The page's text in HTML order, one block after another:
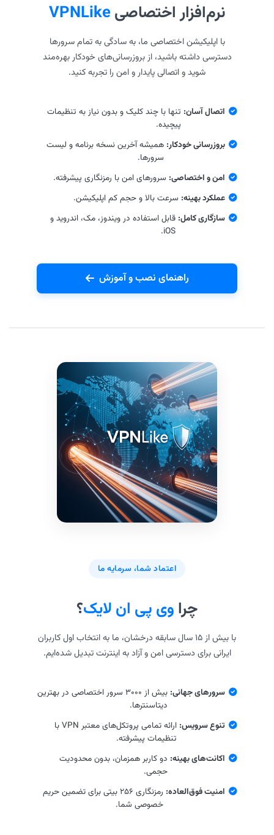
نرم‌افزار اختصاصیVPNLike
با اپلیکیشن اختصاصی ما، به سادگی به تمام سرورها
دسترسی داشته باشید، از بروزرسانی‌های خودکار بهره‌مند
شوید و اتصالی پایدار و امن را تجربه کنید.
اتصال آسان: تنها با چند کلیک و بدون نیاز به تنظیمات
پیچیده.
بروزرسانی خودکار: همیشه آخرین نسخه برنامه و لیست
سرورها.
امن و اختصاصی: سرورهای امن با رمزنگاری پیشرفته.
عملکرد بهینه: سرعت بالا و حجم کم اپلیکیشن.
سازگاری کامل: قابل استفاده در ویندوز، مک، اندروید و
iOS.
راهنمای نصب و آموزش
اعتماد شما، سرمایه ما
چرا وی پی ان لایک؟
با بیش از ۱۵ سال سابقه درخشان، ما به انتخاب اول کاربران
ایرانی برای دسترسی امن و آزاد به اینترنت تبدیل شده‌ایم.
سرورهای جهانی:
بیش از ۳۰۰۰ سرور اختصاصی در بهترین
دیتاسنترها.
تنوع سرویس:
ارائه تمامی پروتکل‌های معتبر VPN با
تنظیمات پیشرفته.
اکانت‌های بهینه: دو کاربر همزمان، بدون محدودیت
حجمی.
امنیت فوق‌العاده:
رمزنگاری ۲۵۶ بیتی برای تضمین حریم
خصوصی شما.